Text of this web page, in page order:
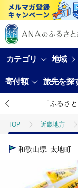
カテゴリ 地域
寄付額 旅先を探
「ふるさ
TOP 近畿地方
TOP
和歌山県 太地町